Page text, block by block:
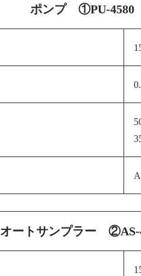
ポンプ ①PU-4580
オートサンプラー ②AS-